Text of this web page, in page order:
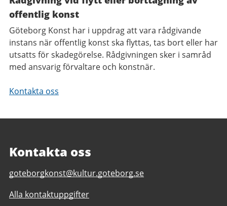
offentlig konst
Göteborg Konst har i uppdrag att vara rådgivande
instans när offentlig konst ska flyttas, tas bort eller har
utsatts för skadegörelse. Rådgivningen sker i samråd
med ansvarig förvaltare och konstnär.
Kontakta oss
Kontakta oss
E-
till
goteborgkonst@kultur.goteborg.se
Alla kontaktuppgifter